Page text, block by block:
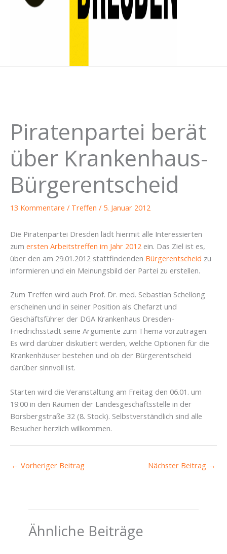
Piratenpartei berät
über Krankenhaus-
Bürgerentscheid
13 Kommentare / Treffen / 5. Januar 2012
Die Piratenpartei Dresden lädt hiermit alle Interessierten
zum ersten Arbeitstreffen im Jahr 2012 ein. Das Ziel ist es,
über den am 29.01.2012 stattfindenden Bürgerentscheid zu
informieren und ein Meinungsbild der Partei zu erstellen.
Zum Treffen wird auch Prof. Dr. med. Sebastian Schellong
erscheinen und in seiner Position als Chefarzt und
Geschäftsführer der DGA Krankenhaus Dresden-
Friedrichsstadt seine Argumente zum Thema vorzutragen.
Es wird darüber diskutiert werden, welche Optionen für die
Krankenhäuser bestehen und ob der Bürgerentscheid
darüber sinnvoll ist.
Starten wird die Veranstaltung am Freitag den 06.01. um
19:00 in den Räumen der Landesgeschäftsstelle in der
Borsbergstraße 32 (8. Stock). Selbstverständlich sind alle
Besucher herzlich willkommen.
← Vorheriger Beitrag Nächster Beitrag →
Ähnliche Beiträge